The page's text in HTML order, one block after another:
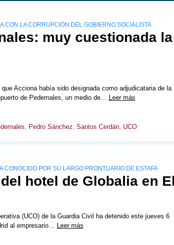
CON LA CORRUPCIÓN DEL GOBIERNO SOCIALISTA
muy cuestionada la
Acciona había sido designada como adjudicataria de la
de Pedernales, un medio de… Leer más
, Pedro Sánchez, Santos Cerdán, UCO
CONOCIDO POR SU LARGO PRONTUARIO DE ESTAFA
hotel de Globalia en El
(UCO) de la Guardia Civil ha detenido este jueves 6
al empresario… Leer más